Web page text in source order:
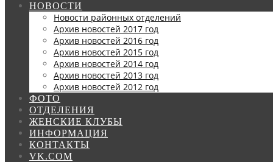
НОВОСТИ
Новости районных отделений
Архив новостей 2017 год
Архив новостей 2016 год
Архив новостей 2015 год
Архив новостей 2014 год
Архив новостей 2013 год
Архив новостей 2012 год
ФОТО
ОТДЕЛЕНИЯ
ЖЕНСКИЕ КЛУБЫ
ИНФОРМАЦИЯ
КОНТАКТЫ
VK.COM